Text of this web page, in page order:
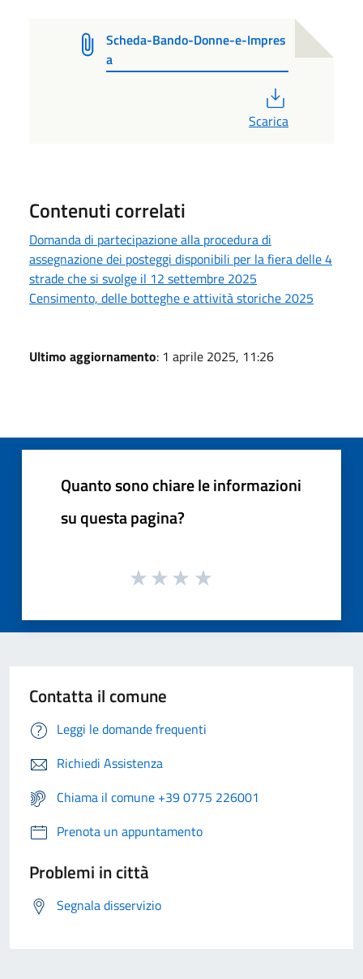
Scheda-Bando-Donne-e-Impres
a
Scarica
Contenuti correlati
Domanda di partecipazione alla procedura di
assegnazione dei posteggi disponibili per la fiera delle 4
strade che si svolge il 12 settembre 2025
Censimento, delle botteghe e attività storiche 2025
Ultimo aggiornamento: 1 aprile 2025, 11:26
Quanto sono chiare le informazioni
su questa pagina?
Contatta il comune
Leggi le domande frequenti
Richiedi Assistenza
Chiama il comune +39 0775 226001
Prenota un appuntamento
Problemi in città
Segnala disservizio